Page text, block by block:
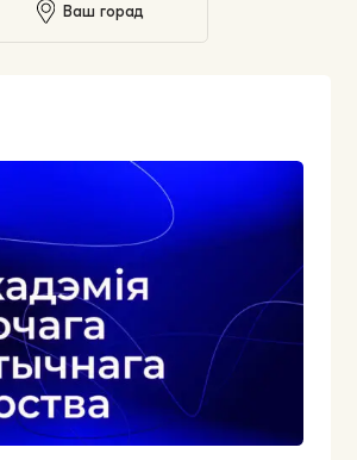
Ваш горад